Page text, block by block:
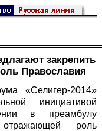
закрепить
Православия
«Селигер-2014»
инициативой
в преамбулу
роль